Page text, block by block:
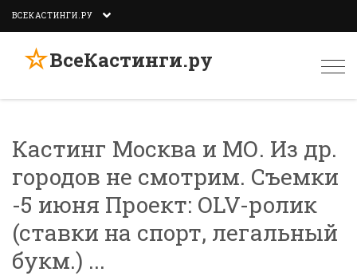
ВСЕКАСТИНГИ.РУ
☆ВсеКастинги.ру
Кастинг Москва и МО. Из др.
городов не смотрим. Съемки
-5 июня Проект: OLV-ролик
(ставки на спорт, легальный
букм.) ...